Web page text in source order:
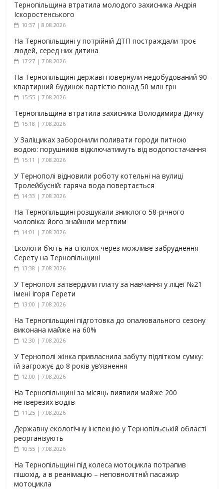
Тернопільщина втратила молодого захисника Андрія
Іскоростенського
10:37 | 8.08.2026
На Тернопільщині у потрійній ДТП постраждали троє
людей, серед них дитина
17:27 | 7.08.2026
На Тернопільщині державі повернули недобудований 90-
квартирний будинок вартістю понад 50 млн грн
15:55 | 7.08.2026
Тернопільщина втратила захисника Володимира Дичку
15:18 | 7.08.2026
У Заліщиках заборонили поливати городи питною
водою: порушників відключатимуть від водопостачання
15:11 | 7.08.2026
У Тернополі відновили роботу котельні на вулиці
Тролейбусній: гаряча вода повертається
14:33 | 7.08.2026
На Тернопільщині розшукали зниклого 58-річного
чоловіка: його знайшли мертвим
14:01 | 7.08.2026
Екологи б’ють на сполох через можливе забруднення
Серету на Тернопільщині
13:38 | 7.08.2026
У Тернополі затвердили плату за навчання у ліцеї №21
імені Ігоря Герети
13:00 | 7.08.2026
На Тернопільщині підготовка до опалювального сезону
виконана майже на 60%
12:30 | 7.08.2026
У Тернополі жінка привласнила забуту підлітком сумку:
їй загрожує до 8 років ув’язнення
12:00 | 7.08.2026
На Тернопільщині за місяць виявили майже 200
нетверезих водіїв
11:25 | 7.08.2026
Державну екологічну інспекцію у Тернопільській області
реорганізують
10:55 | 7.08.2026
На Тернопільщині під колеса мотоцикла потрапив
пішохід, а в реанімацію – неповнолітній пасажир
мотоцикла